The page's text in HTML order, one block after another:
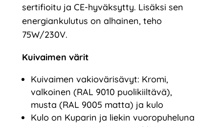
sertifioitu ja CE-hyväksytty. Lisäksi sen
energiankulutus on alhainen, teho
75W/230V.
Kuivaimen värit
Kuivaimen vakiovärisävyt: Kromi,
valkoinen (RAL 9010 puolikiiltävä),
musta (RAL 9005 matta) ja kulo
Kulo on Kuparin ja liekin vuoropuheluna